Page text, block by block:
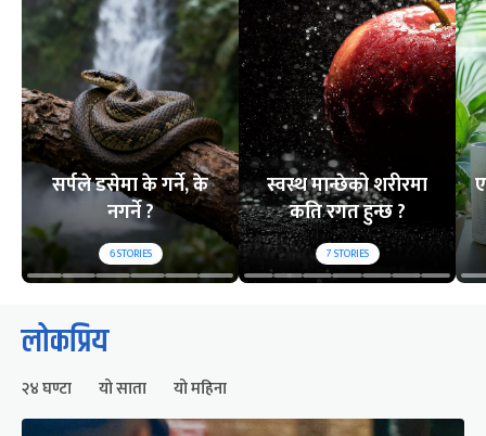
सर्पले डसेमा के गर्ने, के
नगर्ने ?
6STORIES
स्वस्थ मान्छेको शरीरमा
कति रगत हुन्छ ?
7STORIES
लोकप्रिय
२४ घण्टा यो साता यो महिना